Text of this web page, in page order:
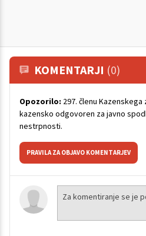
KOMENTARJI (0)
Opozorilo: 297. členu
kazensko odgovoren za javno
nestrpnosti.
PRAVILA ZA OBJAVO KOMENTARJEV